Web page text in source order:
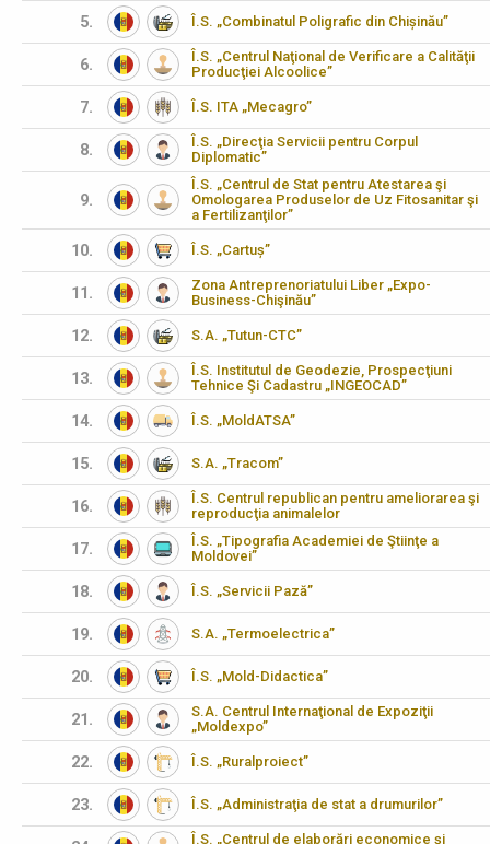
5. Î.S. „Combinatul Poligrafic din Chișinău”
6.
Î.S. „Centrul Naţional de Verificare a Calităţii
Producţiei Alcoolice”
7. Î.S. ITA „Mecagro”
8.
Î.S. „Direcţia Servicii pentru Corpul
Diplomatic”
9.
Î.S. „Centrul de Stat pentru Atestarea şi
Omologarea Produselor de Uz Fitosanitar şi
a Fertilizanţilor”
10. Î.S. „Cartuș”
11.
Zona Antreprenoriatului Liber „Expo-
Business-Chişinău”
12. S.A. „Tutun-CTC”
13.
Î.S. Institutul de Geodezie, Prospecţiuni
Tehnice Şi Cadastru „INGEOCAD”
14. Î.S. „MoldATSA”
15. S.A. „Tracom”
16.
Î.S. Centrul republican pentru ameliorarea şi
reproducţia animalelor
17.
Î.S. „Tipografia Academiei de Ştiinţe a
Moldovei”
18. Î.S. „Servicii Pază”
19. S.A. „Termoelectrica”
20. Î.S. „Mold-Didactica”
21.
S.A. Centrul Internaţional de Expoziţii
„Moldexpo”
22. Î.S. „Ruralproiect”
23. Î.S. „Administraţia de stat a drumurilor”
Î.S. „Centrul de elaborări economice şi